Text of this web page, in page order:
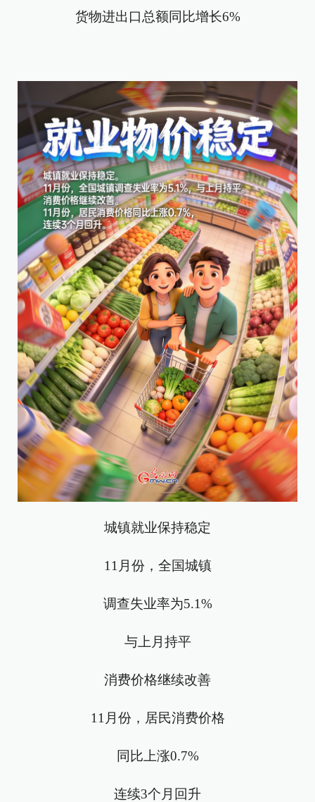
货物进出口总额同比增长6%
城镇就业保持稳定
11月份，全国城镇
调查失业率为5.1%
与上月持平
消费价格继续改善
11月份，居民消费价格
同比上涨0.7%
连续3个月回升